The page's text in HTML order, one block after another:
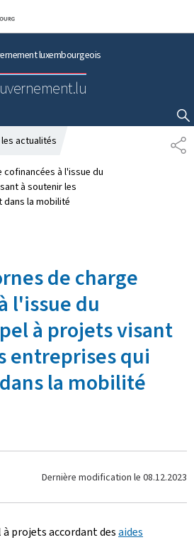
menu principal
au contenu
luxembourgeois
AFFICHER / MASQUER LA RECHERCHE
P
A
actualités
à l'issue du
à soutenir les
la mobilité
de charge
l'issue du
à projets visant
entreprises qui
la mobilité
Dernière modification le 08.12.2023
projets accordant desaides